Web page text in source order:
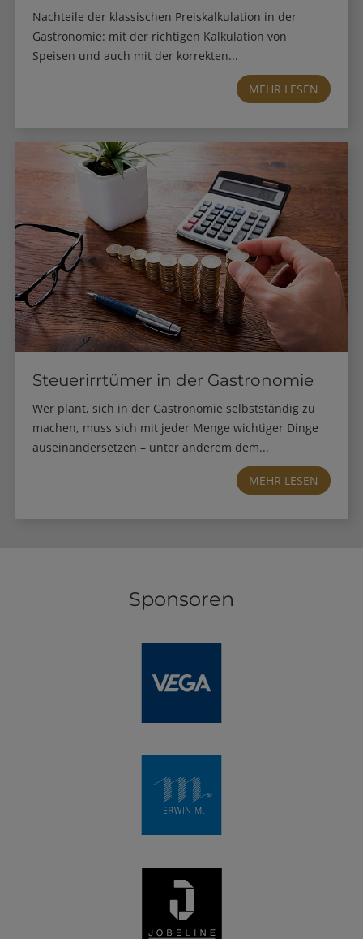
Nachteile der klassischen Preiskalkulation in der
Gastronomie: mit der richtigen Kalkulation von
Speisen und auch mit der korrekten...
MEHR LESEN
Steuerirrtümer in der Gastronomie
Wer plant, sich in der Gastronomie selbstständig zu
machen, muss sich mit jeder Menge wichtiger Dinge
auseinandersetzen – unter anderem dem...
MEHR LESEN
Sponsoren